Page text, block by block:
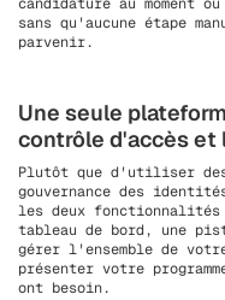
sans qu'aucune étape
parvenir.
Une seule
contrôle d'accès et
Plutôt que d'utiliser
gouvernance des
les deux fonctionnalités
tableau de bord, une
gérer l'ensemble de
présenter votre
ont besoin.